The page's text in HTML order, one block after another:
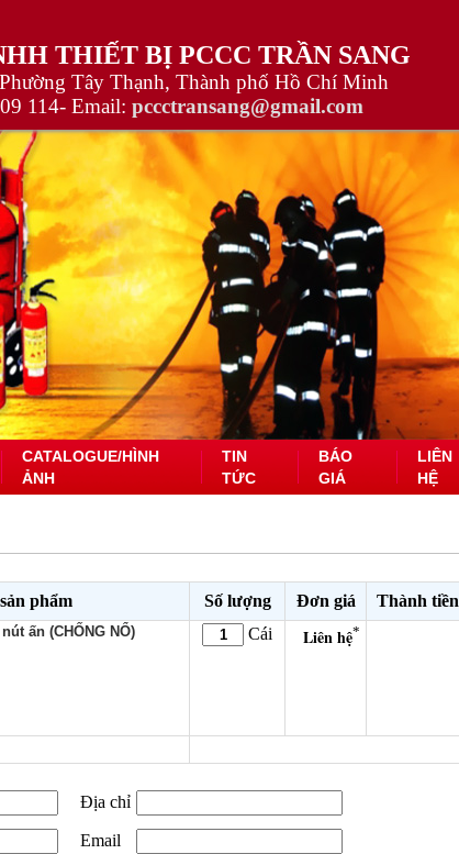
THIẾT BỊ PCCC TRẦN SANG
Tây Thạnh, Thành phố Hồ Chí Minh
114- Email: pccctransang@gmail.com
CATALOGUE/HÌNH
ẢNH
TIN
TỨC
BÁO
GIÁ
LIÊN
HỆ
phẩm Số lượng Đơn giá Thành tiền
ấn (CHỐNG NỔ) Cái Liên hệ*
Địa chỉ
Email